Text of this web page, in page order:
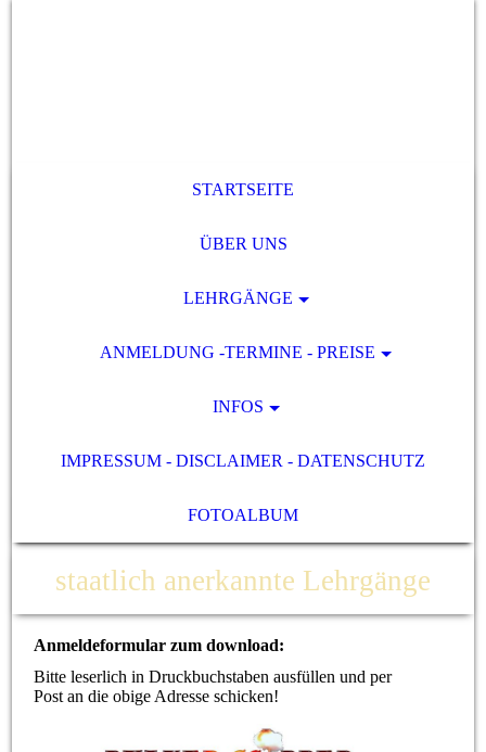
STARTSEITE
ÜBER UNS
LEHRGÄNGE
ANMELDUNG -TERMINE - PREISE
INFOS
IMPRESSUM - DISCLAIMER - DATENSCHUTZ
FOTOALBUM
staatlich anerkannte Lehrgänge
Anmeldeformular zum download:
Bitte leserlich in Druckbuchstaben ausfüllen und per
Post an die obige Adresse schicken!